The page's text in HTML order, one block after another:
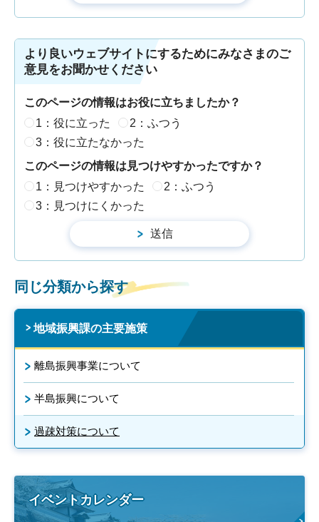
より良いウェブサイトにするためにみなさまのご
意見をお聞かせください
このページの情報はお役に立ちましたか？
1：役に立った
2：ふつう
3：役に立たなかった
このページの情報は見つけやすかったですか？
1：見つけやすかった
2：ふつう
3：見つけにくかった
同じ分類から探す
地域振興課の主要施策
離島振興事業について
半島振興について
過疎対策について
イベントカレンダー